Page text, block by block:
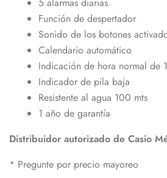
5 alarmas diarias
Función de despertador
Sonido de los botones
Calendario automático
Indicación de hora normal de
Indicador de pila baja
Resistente al agua 100 mts
1 año de garantía
Distribuidor autorizado de Casio
* Pregunte por precio mayoreo